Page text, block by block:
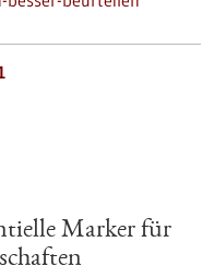
Marker für